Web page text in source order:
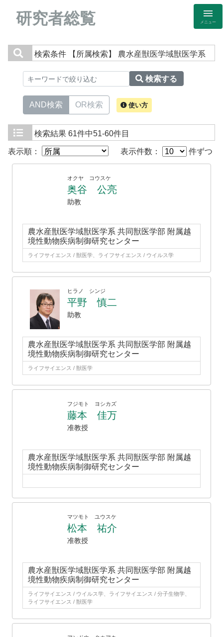
研究者総覧 メニュー
検索条件 【所属検索】 農水産獣医学域獣医学系
検索する
AND検索 OR検索 使い方
検索結果 61件中51-60件目
表示順： 表示件数： 件ずつ
オクヤ コウスケ
奥谷 公亮
助教
農水産獣医学域獣医学系 共同獣医学部 附属越
境性動物疾病制御研究センター
ライフサイエンス / 獣医学、ライフサイエンス / ウイルス学
ヒラノ シンジ
平野 慎二
助教
農水産獣医学域獣医学系 共同獣医学部 附属越
境性動物疾病制御研究センター
ライフサイエンス / 獣医学
フジモト ヨシカズ
藤本 佳万
准教授
農水産獣医学域獣医学系 共同獣医学部 附属越
境性動物疾病制御研究センター
マツモト ユウスケ
松本 祐介
准教授
農水産獣医学域獣医学系 共同獣医学部 附属越
境性動物疾病制御研究センター
ライフサイエンス / ウイルス学、ライフサイエンス / 分子生物学、
ライフサイエンス / 獣医学